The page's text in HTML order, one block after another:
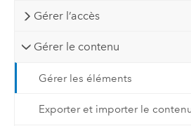
Gérer l’accès
Gérer le contenu
Gérer les éléments
Exporter et importer le